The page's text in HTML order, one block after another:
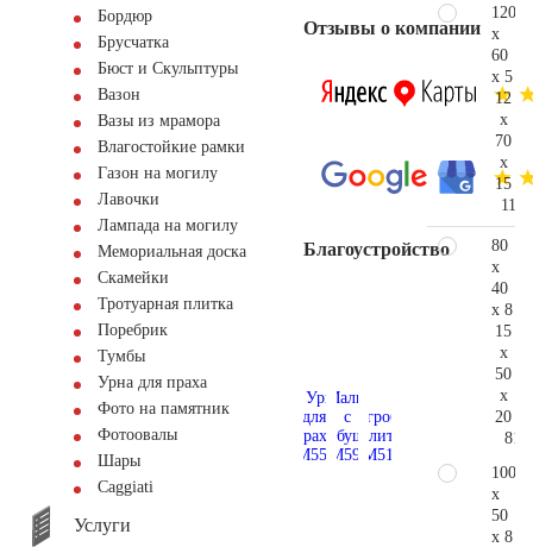
Бордюр
Брусчатка
Бюст и Скульптуры
Вазон
Вазы из мрамора
Влагостойкие рамки
Газон на могилу
Лавочки
Лампада на могилу
Мемориальная доска
Скамейки
Тротуарная плитка
Поребрик
Тумбы
Урна для праха
Фото на памятник
Фотоовалы
Шары
Сaggiati
Услуги
Отзывы о компании
Благоустройство
120
x
60
x 5
12
x
70
x
15
80
x
40
x 8
15
x
50
x
20
100
x
50
x 8